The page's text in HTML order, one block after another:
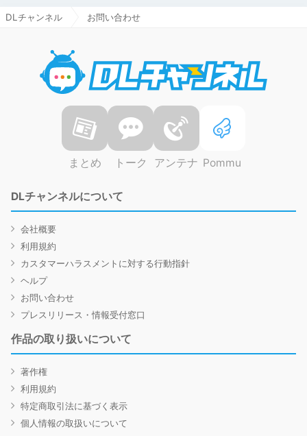
DLチャンネル お問い合わせ
まとめ トーク アンテナ Pommu
DLチャンネルについて
会社概要
利用規約
カスタマーハラスメントに対する行動指針
ヘルプ
お問い合わせ
プレスリリース・情報受付窓口
作品の取り扱いについて
著作権
利用規約
特定商取引法に基づく表示
個人情報の取扱いについて